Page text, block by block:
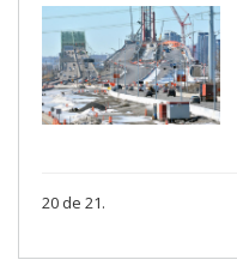
20 de 21.